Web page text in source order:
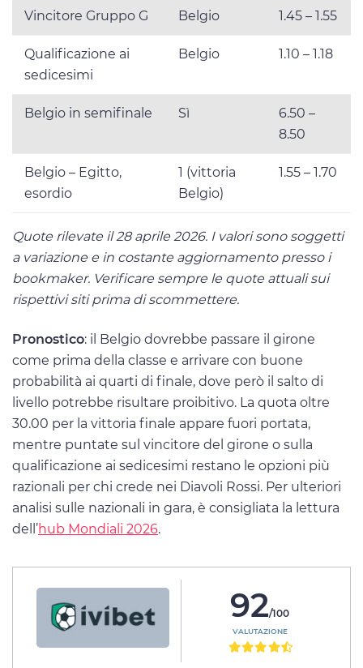
Vincitore Gruppo G Belgio 1.45 – 1.55
Qualificazione ai
sedicesimi
Belgio 1.10 – 1.18
Belgio in semifinale Sì
6.50 –
8.50
Belgio – Egitto,
esordio
1 (vittoria
Belgio)
1.55 – 1.70
Quote rilevate il 28 aprile 2026. I valori sono soggetti
a variazione e in costante aggiornamento presso i
bookmaker. Verificare sempre le quote attuali sui
rispettivi siti prima di scommettere.
Pronostico: il Belgio dovrebbe passare il girone
come prima della classe e arrivare con buone
probabilità ai quarti di finale, dove però il salto di
livello potrebbe risultare proibitivo. La quota oltre
30.00 per la vittoria finale appare fuori portata,
mentre puntate sul vincitore del girone o sulla
qualificazione ai sedicesimi restano le opzioni più
razionali per chi crede nei Diavoli Rossi. Per ulteriori
analisi sulle nazionali in gara, è consigliata la lettura
dell’hub Mondiali 2026.
92/100
VALUTAZIONE